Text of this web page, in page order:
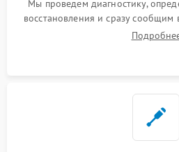
Мы проведем диагностику,
восстановления и сразу